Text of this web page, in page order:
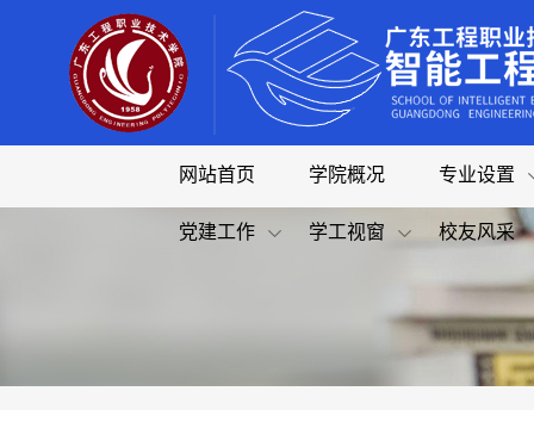
网站首页 学院概况 专业设置
党建工作 学工视窗 校友风采